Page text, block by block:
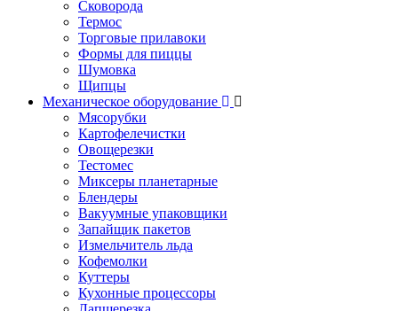
Сковорода
Термос
Торговые прилавоки
Формы для пиццы
Шумовка
Щипцы
Механическое оборудование
Мясорубки
Картофелечистки
Овощерезки
Тестомес
Миксеры планетарные
Блендеры
Вакуумные упаковщики
Запайщик пакетов
Измельчитель льда
Кофемолки
Куттеры
Кухонные процессоры